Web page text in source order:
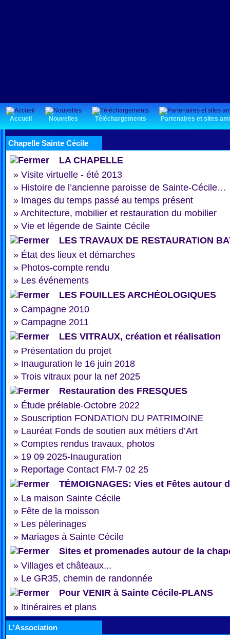
Accueil Nouvelles Téléchargements Partenaires et sites
Chapelle Sainte Cécile
LA CHAPELLE
» Visite virtuelle - été 2013
» Histoire de l’ancienne paroisse de Sainte-Cécile…
» Images du temps passé au temps présent
» Architecture, mobilier et restauration du mobilier
» Vie et légende de Sainte Cécile
LES TRAVAUX DE RESTAURATION
» État des lieux et démarches
» Photos-compte rendu
» Les événements
LES FOUILLES ARCHÉOLOGIQUES
» Campagne 2010
» Campagne 2011
LES VITRAUX, création et réalisation
» Présentation du projet
» Inauguration le 16 juin 2018
» Trois vitraux pour la nef 2025
Restauration des FRESQUES
» Étude prélable-Octobre 2022
» Souscription FONDATION DU PATRIMOINE
» Lauréat Fonds de soutien aux métiers d’Art
» Comptes rendus travaux, photos
» 19 09 2025-Inauguration
» Reportage Contact FM-7 02 25
TÉMOIGNAGES: Vies et Fêtes autour
» La maison Sainte Cécile
» Fête de la moisson
» Les pèlerinages
» Mariages à Sainte Cécile
Sites et promenades autour de la
» Villages et châteaux...
» Le GR35, chemin de randonnée
Pour VENIR à Sainte Cécile-PLANS
» Itinéraires et plans
L'Association